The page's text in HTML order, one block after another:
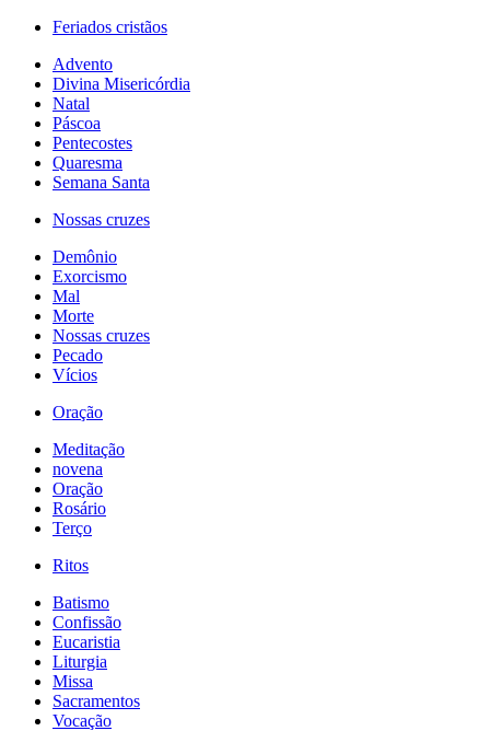
Feriados cristãos
Advento
Divina Misericórdia
Natal
Páscoa
Pentecostes
Quaresma
Semana Santa
Nossas cruzes
Demônio
Exorcismo
Mal
Morte
Nossas cruzes
Pecado
Vícios
Oração
Meditação
novena
Oração
Rosário
Terço
Ritos
Batismo
Confissão
Eucaristia
Liturgia
Missa
Sacramentos
Vocação